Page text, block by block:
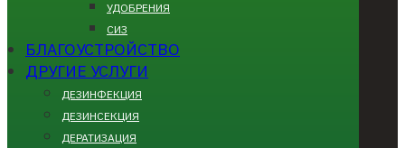
УДОБРЕНИЯ
СИЗ
БЛАГОУСТРОЙСТВО
ДРУГИЕ УСЛУГИ
ДЕЗИНФЕКЦИЯ
ДЕЗИНСЕКЦИЯ
ДЕРАТИЗАЦИЯ